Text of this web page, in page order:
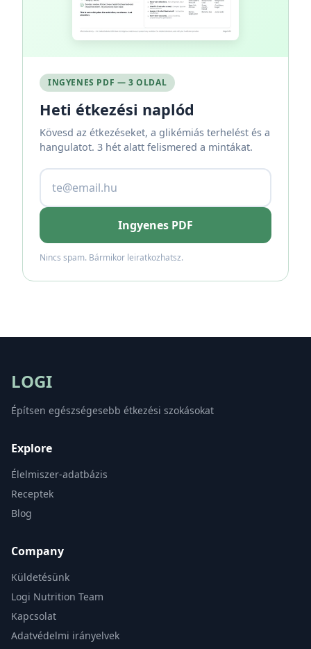
INGYENES PDF — 3 OLDAL
Heti étkezési naplód
Kövesd az étkezéseket, a glikémiás terhelést és a
hangulatot. 3 hét alatt felismered a mintákat.
Ingyenes PDF
Nincs spam. Bármikor leiratkozhatsz.
LOGI
Építsen egészségesebb étkezési szokásokat
Explore
Élelmiszer-adatbázis
Receptek
Blog
Company
Küldetésünk
Logi Nutrition Team
Kapcsolat
Adatvédelmi irányelvek